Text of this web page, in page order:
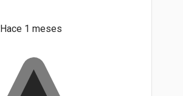
Hace 1 meses